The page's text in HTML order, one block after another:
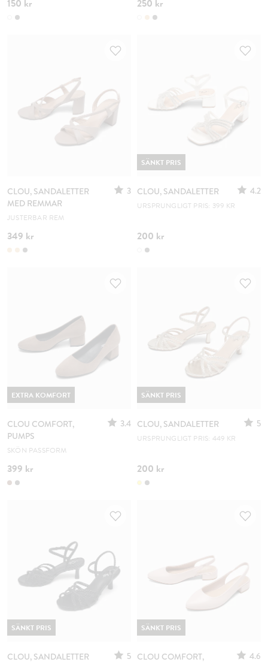
150 kr 250 kr
CLOU, SANDALETTER
MED REMMAR
3
JUSTERBAR REM
349 kr
CLOU, SANDALETTER 4.2
URSPRUNGLIGT PRIS: 399 KR
200 kr
SÄNKT PRIS
CLOU COMFORT,
PUMPS
3.4
SKÖN PASSFORM
399 kr
EXTRA KOMFORT
CLOU, SANDALETTER 5
URSPRUNGLIGT PRIS: 449 KR
200 kr
SÄNKT PRIS
CLOU, SANDALETTER 5
SÄNKT PRIS
CLOU COMFORT,
4.6
SÄNKT PRIS